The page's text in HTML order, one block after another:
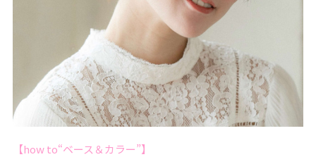
【how to“ベース＆カラー”】